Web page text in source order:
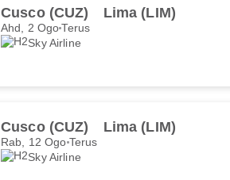
Cusco (CUZ) Lima (LIM)
Ahd, 2 OgoTerus
Sky Airline
Cusco (CUZ) Lima (LIM)
Rab, 12 Ogo Terus
Sky Airline